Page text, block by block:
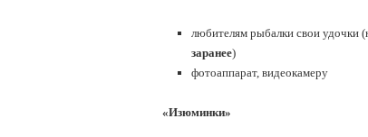
любителям рыбалки свои удочки
заранее)
фотоаппарат, видеокамеру
«Изюминки»